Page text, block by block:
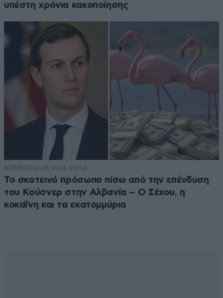
υπέστη χρόνια κακοποίησης
ΚΟΣΜΟΣ10·08·2026 00:58
Το σκοτεινό πρόσωπο πίσω από την επένδυση
του Κούσνερ στην Αλβανία – Ο Σέχου, η
κοκαΐνη και τα εκατομμύρια